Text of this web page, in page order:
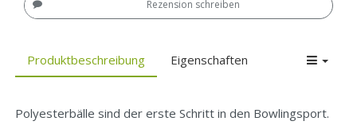
Rezension schreiben
Produktbeschreibung Eigenschaften
Polyesterbälle sind der erste Schritt in den Bowlingsport.